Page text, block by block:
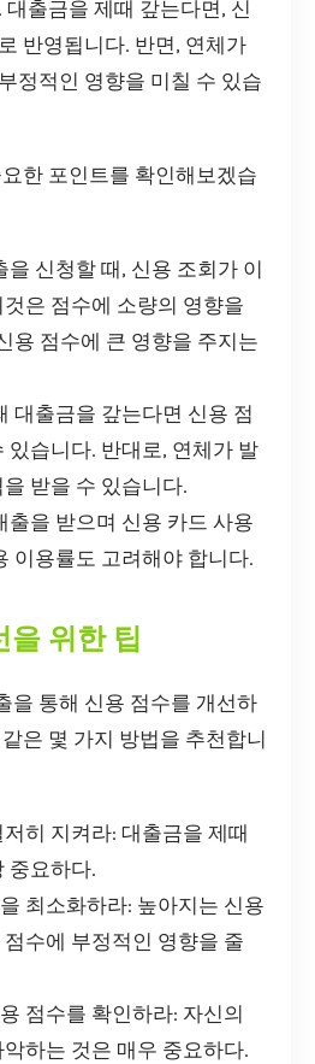
출금을 제때 갚는다면, 신
반영됩니다. 반면, 연체가
정적인 영향을 미칠 수 있습
한 포인트를 확인해보겠습
을 신청할 때, 신용 조회가 이
은 점수에 소량의 영향을
용 점수에 큰 영향을 주지는
대출금을 갚는다면 신용 점
있습니다. 반대로, 연체가 발
받을 수 있습니다.
출을 받으며 신용 카드 사용
이용률도 고려해야 합니다.
을 위한 팁
을 통해 신용 점수를 개선하
은 몇 가지 방법을 추천합니
히 지켜라: 대출금을 제때
중요하다.
최소화하라: 높아지는 신용
수에 부정적인 영향을 줄
점수를 확인하라: 자신의
하는 것은 매우 중요하다.